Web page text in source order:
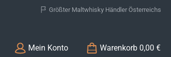
Größter Maltwhisky Händler Österreichs
Du hast 0 Produkte auf dem Merkzettel
Mein Konto Warenkorb 0,00 €